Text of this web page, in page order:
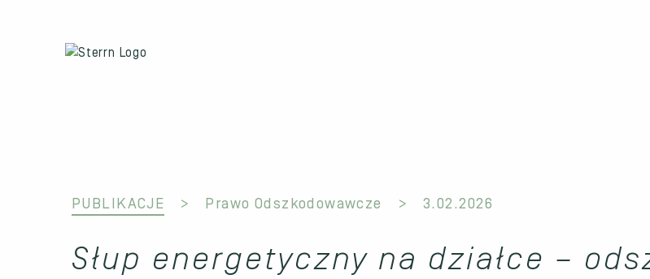
PUBLIKACJE Prawo Odszkodowawcze 3.02.2026
Słup energetyczny na działce –